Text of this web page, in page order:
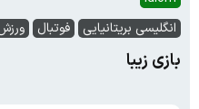
انگلیسی بریتانیایی
فوتبال
بازی زیبا